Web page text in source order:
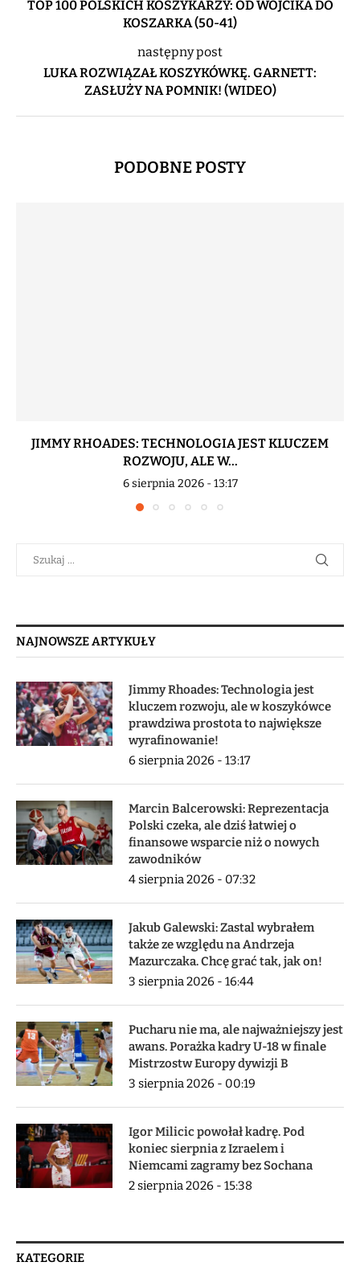
TOP 100 POLSKICH KOSZYKARZY: OD WÓJCIKA DO
KOSZARKA (50-41)
następny post
LUKA ROZWIĄZAŁ KOSZYKÓWKĘ. GARNETT:
ZASŁUŻY NA POMNIK! (WIDEO)
PODOBNE POSTY
JIMMY RHOADES: TECHNOLOGIA JEST KLUCZEM
ROZWOJU, ALE W...
6 sierpnia 2026 - 13:17
NAJNOWSZE ARTYKUŁY
Jimmy Rhoades: Technologia jest
kluczem rozwoju, ale w koszykówce
prawdziwa prostota to największe
wyrafinowanie!
6 sierpnia 2026 - 13:17
Marcin Balcerowski: Reprezentacja
Polski czeka, ale dziś łatwiej o
finansowe wsparcie niż o nowych
zawodników
4 sierpnia 2026 - 07:32
Jakub Galewski: Zastal wybrałem
także ze względu na Andrzeja
Mazurczaka. Chcę grać tak, jak on!
3 sierpnia 2026 - 16:44
Pucharu nie ma, ale najważniejszy jest
awans. Porażka kadry U-18 w finale
Mistrzostw Europy dywizji B
3 sierpnia 2026 - 00:19
Igor Milicic powołał kadrę. Pod
koniec sierpnia z Izraelem i
Niemcami zagramy bez Sochana
2 sierpnia 2026 - 15:38
KATEGORIE